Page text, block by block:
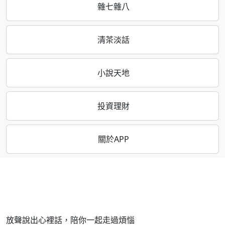
雜七雜八
清茶淡話
小說天地
投資理財
關於APP
放聲說出心裡話，陪你一起走過煩惱